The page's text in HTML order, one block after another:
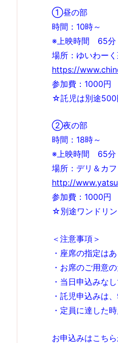
①昼の部
時間：10時～
※上映時間 65分
場所：ゆいわー
https://
参加費：1000円
☆託児は別途
②夜の部
時間：18時～
※上映時間 65分
場所：デリ＆カ
http://
参加費：1000円
☆別途ワンドリ
＜注意事項＞
・座席の指定は
・お席のご用意
・当日申込みな
・託児申込みは
・定員に達した
お申込みはこち